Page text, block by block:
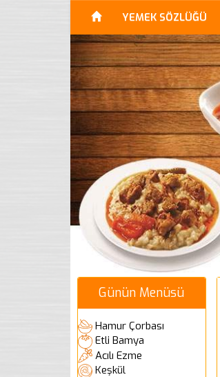
YEMEK SÖZLÜĞÜ
Günün Menüsü
Hamur Çorbası
Etli Bamya
Acılı Ezme
Keşkül